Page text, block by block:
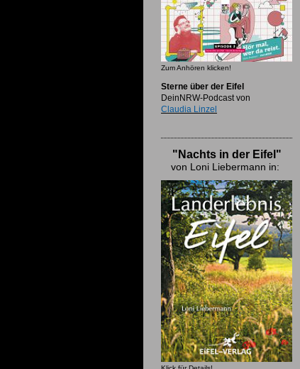
Zum Anhören klicken!
Sterne über der Eifel
DeinNRW-Podcast von
Claudia Linzel
"Nachts in der Eifel"
von Loni Liebermann in: